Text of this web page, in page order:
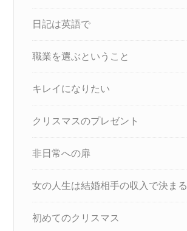
日記は英語で
職業を選ぶということ
キレイになりたい
クリスマスのプレゼント
非日常への扉
女の人生は結婚相手の収入で決まる
初めてのクリスマス